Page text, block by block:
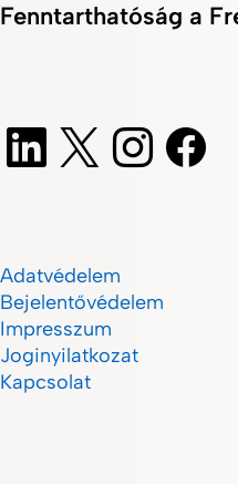
Fenntarthatóság a
Adatvédelem
Bejelentővédelem
Impresszum
Joginyilatkozat
Kapcsolat